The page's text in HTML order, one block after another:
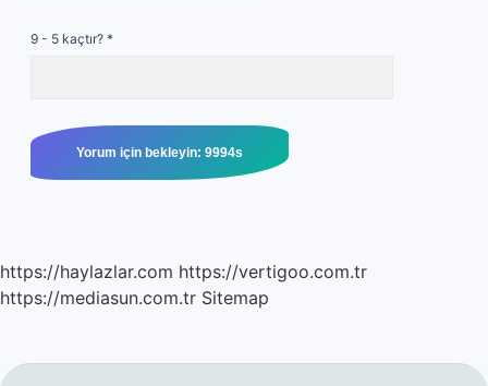
9 - 5 kaçtır? *
https://haylazlar.com https://vertigoo.com.tr
https://mediasun.com.tr Sitemap